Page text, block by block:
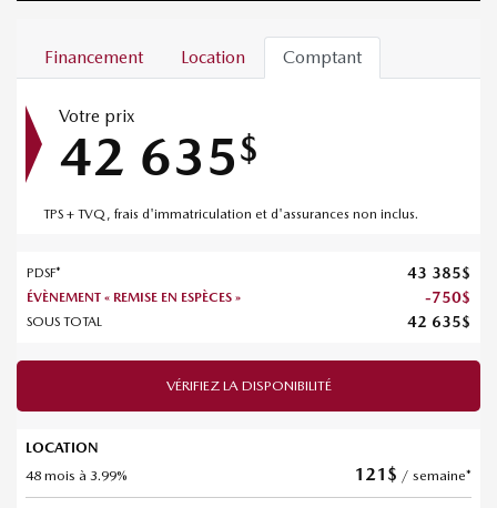
Financement Location Comptant
Votre prix
42 635$
TPS + TVQ, frais d'immatriculation et d'assurances non inclus.
PDSF* 43 385$
ÉVÈNEMENT « REMISE EN ESPÈCES » -750$
SOUS TOTAL 42 635$
VÉRIFIEZ LA DISPONIBILITÉ
LOCATION
48 mois à 3.99%
121 $ / semaine*